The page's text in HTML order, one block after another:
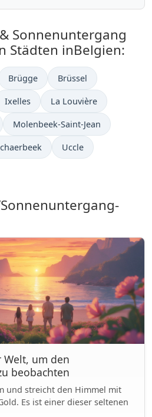
Sonnenuntergang
Städten inBelgien:
Brügge Brüssel
Ixelles La Louvière
Molenbeek-Saint-Jean
Uccle
Welt, um den
beobachten
und streicht den Himmel mit
Es ist einer dieser seltenen